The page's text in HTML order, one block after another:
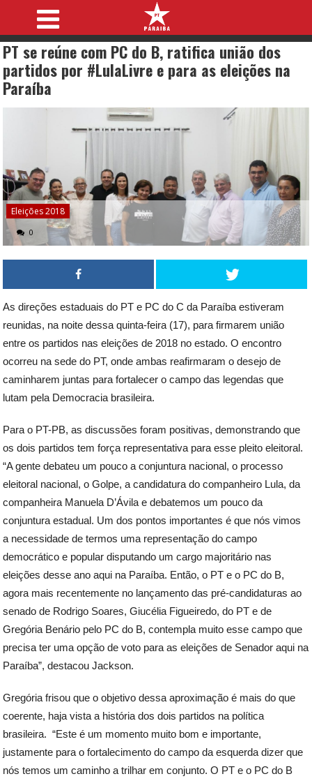
PT se reúne com PC do B, ratifica união dos
partidos por #LulaLivre e para as eleições na
Paraíba
Eleições 2018
0
As direções estaduais do PT e PC do C da Paraíba estiveram
reunidas, na noite dessa quinta-feira (17), para firmarem união
entre os partidos nas eleições de 2018 no estado. O encontro
ocorreu na sede do PT, onde ambas reafirmaram o desejo de
caminharem juntas para fortalecer o campo das legendas que
lutam pela Democracia brasileira.
Para o PT-PB, as discussões foram positivas, demonstrando que
os dois partidos tem força representativa para esse pleito eleitoral.
“A gente debateu um pouco a conjuntura nacional, o processo
eleitoral nacional, o Golpe, a candidatura do companheiro Lula, da
companheira Manuela D’Ávila e debatemos um pouco da
conjuntura estadual. Um dos pontos importantes é que nós vimos
a necessidade de termos uma representação do campo
democrático e popular disputando um cargo majoritário nas
eleições desse ano aqui na Paraíba. Então, o PT e o PC do B,
agora mais recentemente no lançamento das pré-candidaturas ao
senado de Rodrigo Soares, Giucélia Figueiredo, do PT e de
Gregória Benário pelo PC do B, contempla muito esse campo que
precisa ter uma opção de voto para as eleições de Senador aqui na
Paraíba”, destacou Jackson.
Gregória frisou que o objetivo dessa aproximação é mais do que
coerente, haja vista a história dos dois partidos na política
brasileira. “Este é um momento muito bom e importante,
justamente para o fortalecimento do campo da esquerda dizer que
nós temos um caminho a trilhar em conjunto. O PT e o PC do B